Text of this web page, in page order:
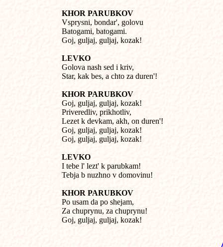
KHOR PARUBKOV
Vsprysni, bondar', golovu
Batogami, batogami.
Goj, guljaj, guljaj, kozak!
LEVKO
Golova nash sed i kriv,
Star, kak bes, a chto za duren'!
KHOR PARUBKOV
Goj, guljaj, guljaj, kozak!
Priveredliv, prikhotliv,
Lezet k devkam, akh, on duren'!
Goj, guljaj, guljaj, kozak!
Goj, guljaj, guljaj, kozak!
LEVKO
I tebe l' lezt' k parubkam!
Tebja b nuzhno v domovinu!
KHOR PARUBKOV
Po usam da po shejam,
Za chuprynu, za chuprynu!
Goj, guljaj, guljaj, kozak!